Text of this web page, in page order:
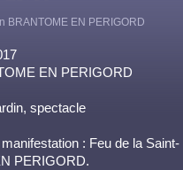
BRANTOME EN PERIGORD
EN PERIGORD
spectacle
: Feu de la Saint-
PERIGORD.